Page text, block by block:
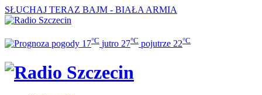
SŁUCHAJ TERAZ BAJM - BIAŁA ARMIA
17°C jutro 27°C pojutrze 22°C